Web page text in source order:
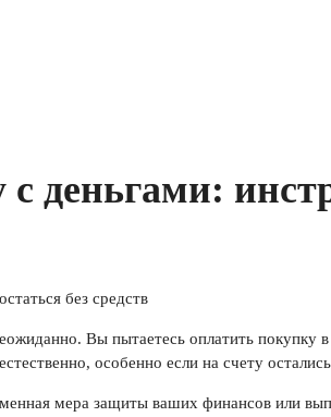
деньгами:
Вы пытаетесь оплатить
особенно если на счету
мера защиты ваших финансов или